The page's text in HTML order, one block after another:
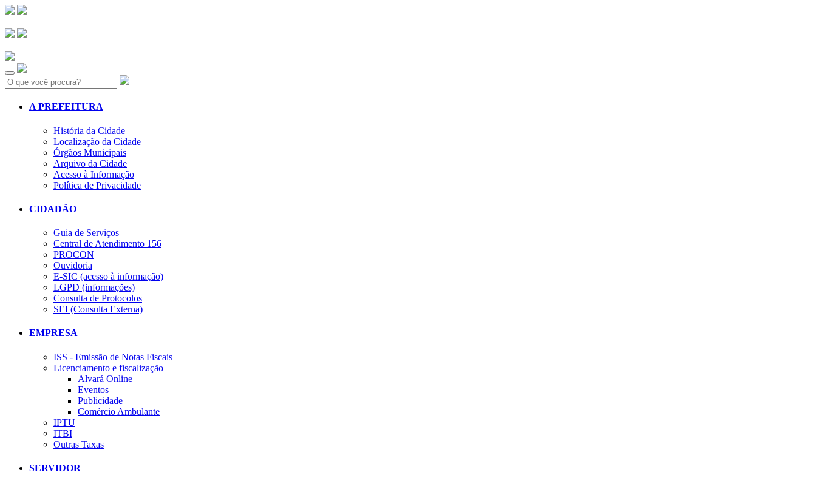
Search:
A PREFEITURA
História da Cidade
Localização da Cidade
Órgãos Municipais
Arquivo da Cidade
Acesso à Informação
Política de Privacidade
CIDADÃO
Guia de Serviços
Central de Atendimento 156
PROCON
Ouvidoria
E-SIC (acesso à informação)
LGPD (informações)
Consulta de Protocolos
SEI (Consulta Externa)
EMPRESA
ISS - Emissão de Notas Fiscais
Licenciamento e fiscalização
Alvará Online
Eventos
Publicidade
Comércio Ambulante
IPTU
ITBI
Outras Taxas
SERVIDOR